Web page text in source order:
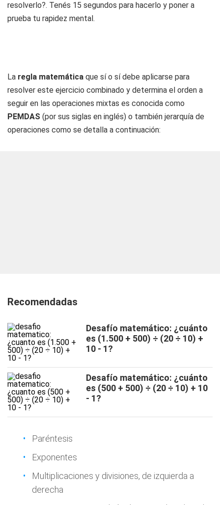
resolverlo?. Tenés 15 segundos para hacerlo y poner a
prueba tu rapidez mental.
La regla matemática que sí o sí debe aplicarse para
resolver este ejercicio combinado y determina el orden a
seguir en las operaciones mixtas es conocida como
PEMDAS (por sus siglas en inglés) o también jerarquía de
operaciones como se detalla a continuación:
Recomendadas
Desafío matemático: ¿cuánto
es (1.500 + 500) ÷ (20 ÷ 10) +
10 - 1?
Desafío matemático: ¿cuánto
es (500 + 500) ÷ (20 ÷ 10) + 10
- 1?
Paréntesis
Exponentes
Multiplicaciones y divisiones, de izquierda a
derecha